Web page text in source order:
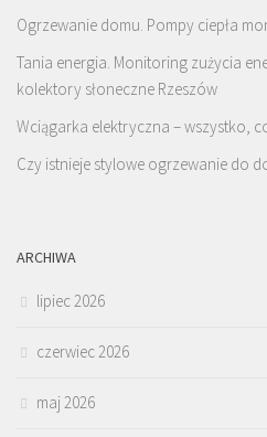
Ogrzewanie domu. Pompy ciepła
Tania energia. Monitoring zużycia
kolektory słoneczne Rzeszów
Wciągarka elektryczna – wszystko,
Czy istnieje stylowe ogrzewanie do
ARCHIWA
lipiec 2026
czerwiec 2026
maj 2026